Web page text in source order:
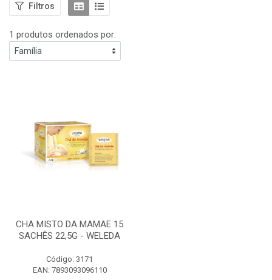
Filtros
1 produtos ordenados por:
CHA MISTO DA MAMAE 15
SACHÊS 22,5G - WELEDA
Código: 3171
EAN: 7893093096110